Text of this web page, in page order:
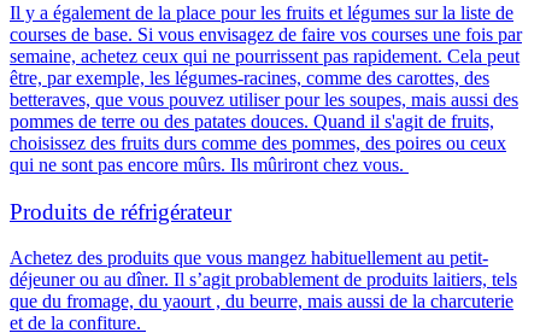
Il y a également de la place pour les fruits et légumes sur la liste de
courses de base. Si vous envisagez de faire vos courses une fois par
semaine, achetez ceux qui ne pourrissent pas rapidement. Cela peut
être, par exemple, les légumes-racines, comme des carottes, des
betteraves, que vous pouvez utiliser pour les soupes, mais aussi des
pommes de terre ou des patates douces. Quand il s'agit de fruits,
choisissez des fruits durs comme des pommes, des poires ou ceux
qui ne sont pas encore mûrs. Ils mûriront chez vous.
Produits de réfrigérateur
Achetez des produits que vous mangez habituellement au petit-
déjeuner ou au dîner. Il s’agit probablement de produits laitiers, tels
que du fromage, du yaourt , du beurre, mais aussi de la charcuterie
et de la confiture.